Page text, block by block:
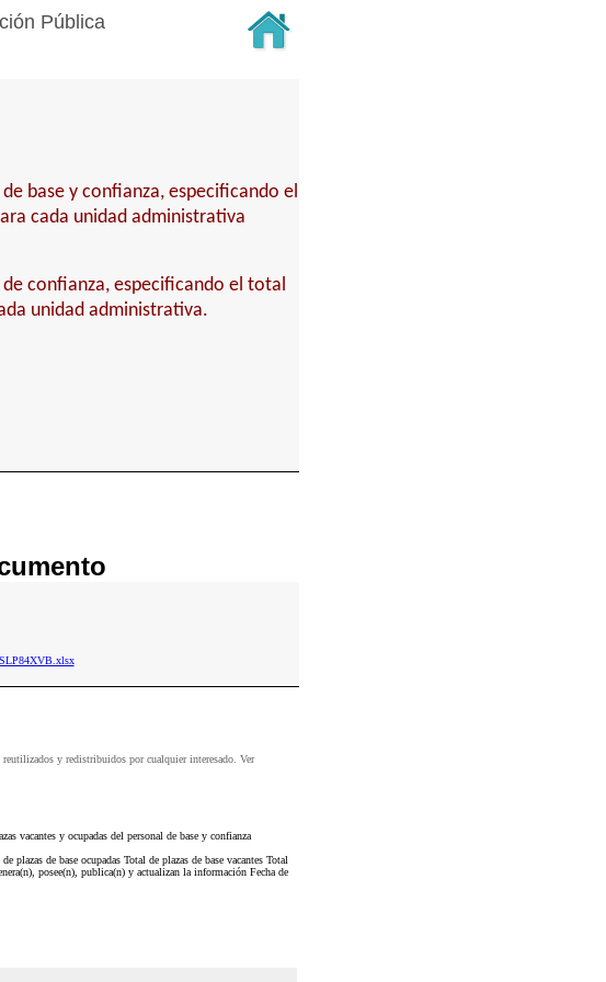
Pública
base y confianza, especificando el
cada unidad administrativa
confianza, especificando el total
unidad administrativa.
y redistribuidos por cualquier interesado. Ver
vacantes y ocupadas del personal de base y confianza
de base ocupadas Total de plazas de base vacantes Total
posee(n), publica(n) y actualizan la información Fecha de